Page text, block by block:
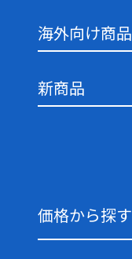
海外向け商品
新商品
価格から探す